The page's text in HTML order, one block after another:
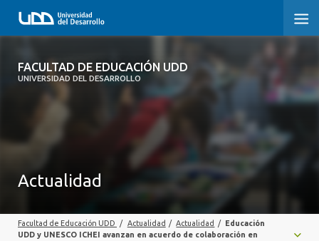
FACULTAD DE EDUCACIÓN UDD
UNIVERSIDAD DEL DESARROLLO
FACULTAD DE EDUCACIÓN UDD
POSTGRADO Y EDUCACIÓN CONTINUA
Actualidad
Facultad de Educación UDD / Actualidad / Actualidad /
Educación
UDD y UNESCO ICHEI avanzan en acuerdo de colaboración en